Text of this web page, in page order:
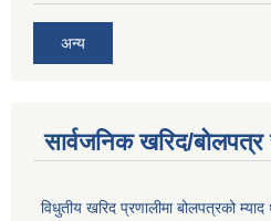
अन्य
सार्वजनिक खरिद/
विधुतीय खरिद प्रणालीमा बोलपत्रको